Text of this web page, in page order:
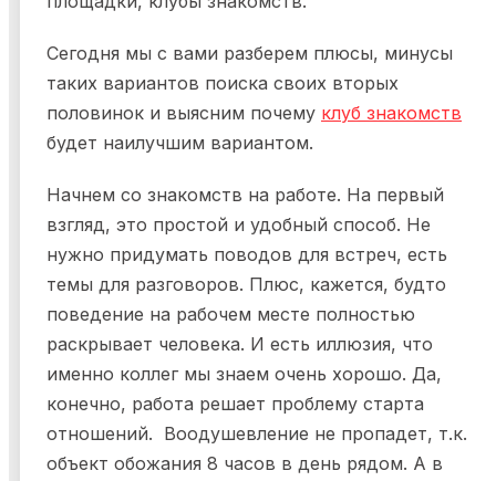
Сегодня мы с вами разберем плюсы, минусы
таких вариантов поиска своих вторых
половинок и выясним почему клуб знакомств
будет наилучшим вариантом.
Начнем со знакомств на работе. На первый
взгляд, это простой и удобный способ. Не
нужно придумать поводов для встреч, есть
темы для разговоров. Плюс, кажется, будто
поведение на рабочем месте полностью
раскрывает человека. И есть иллюзия, что
именно коллег мы знаем очень хорошо. Да,
конечно, работа решает проблему старта
отношений. Воодушевление не пропадет, т.к.
объект обожания 8 часов в день рядом. А в